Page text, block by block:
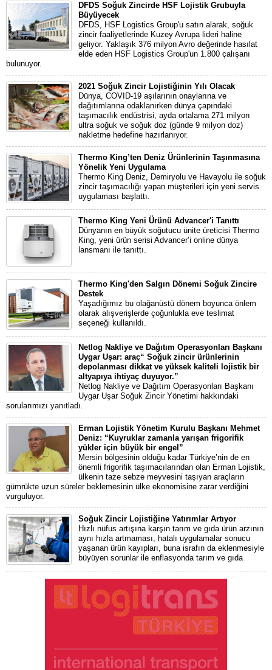
DFDS Soğuk Zincirde HSF Lojistik Grubuyla
Büyüyecek
DFDS, HSF Logistics Group'u satın alarak, soğuk
zincir faaliyetlerinde Kuzey Avrupa lideri haline
geliyor. Yaklaşık 376 milyon Avro değerinde hasılat
elde eden HSF Logistics Group'un 1.800 çalışanı
bulunuyor.
2021 Soğuk Zincir Lojistiğinin Yılı Olacak
Dünya, COVID-19 aşılarının onaylarına ve
dağıtımlarına odaklanırken dünya çapındaki
taşımacılık endüstrisi, ayda ortalama 271 milyon
ultra soğuk ve soğuk doz (günde 9 milyon doz)
nakletme hedefine hazırlanıyor.
Thermo King’ten Deniz Ürünlerinin Taşınmasına
Yönelik Yeni Uygulama
Thermo King Deniz, Demiryolu ve Havayolu ile soğuk
zincir taşımacılığı yapan müşterileri için yeni servis
uygulaması başlattı.
Thermo King Yeni Ürünü Advancer'i Tanıttı
Dünyanın en büyük soğutucu ünite üreticisi Thermo
King, yeni ürün serisi Advancer’i online dünya
lansmanı ile tanıttı.
Thermo King'den Salgın Dönemi Soğuk Zincire
Destek
Yaşadığımız bu olağanüstü dönem boyunca önlem
olarak alışverişlerde çoğunlukla eve teslimat
seçeneği kullanıldı.
Netlog Nakliye ve Dağıtım Operasyonları Başkanı
Uygar Uşar: araç“ Soğuk zincir ürünlerinin
depolanması dikkat ve yüksek kaliteli lojistik bir
altyapıya ihtiyaç duyuyor.”
Netlog Nakliye ve Dağıtım Operasyonları Başkanı
Uygar Uşar Soğuk Zincir Yönetimi hakkındaki
sorularımızı yanıtladı.
Erman Lojistik Yönetim Kurulu Başkanı Mehmet
Deniz: “Kuyruklar zamanla yarışan frigorifik
yükler için büyük bir engel”
Mersin bölgesinin olduğu kadar Türkiye’nin de en
önemli frigorifik taşımacılarından olan Erman Lojistik,
ülkenin taze sebze meyvesini taşıyan araçların
gümrükte uzun süreler beklemesinin ülke ekonomisine zarar verdiğini
vurguluyor.
Soğuk Zincir Lojistiğine Yatırımlar Artıyor
Hızlı nüfus artışına karşın tarım ve gıda ürün arzının
aynı hızla artmaması, hatalı uygulamalar sonucu
yaşanan ürün kayıpları, buna israfın da eklenmesiyle
büyüyen sorunlar ile enflasyonda tarım ve gıda